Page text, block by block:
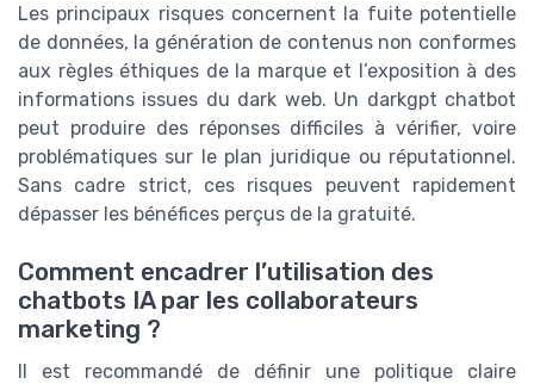
Les principaux risques concernent la fuite potentielle
de données, la génération de contenus non conformes
aux règles éthiques de la marque et l’exposition à des
informations issues du dark web. Un darkgpt chatbot
peut produire des réponses difficiles à vérifier, voire
problématiques sur le plan juridique ou réputationnel.
Sans cadre strict, ces risques peuvent rapidement
dépasser les bénéfices perçus de la gratuité.
Comment encadrer l’utilisation des
chatbots IA par les collaborateurs
marketing ?
Il est recommandé de définir une politique claire